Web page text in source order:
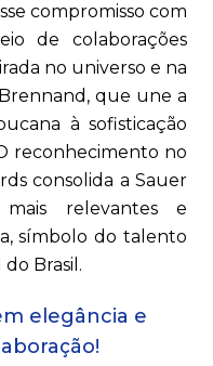
compromisso com
de colaborações
no universo e na
que une a
à sofisticação
reconhecimento no
consolida a Sauer
relevantes e
símbolo do talento
Brasil.
elegância e